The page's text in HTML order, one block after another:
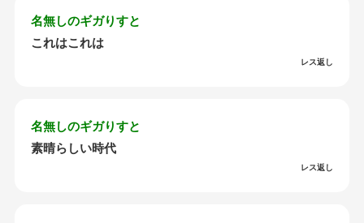
名無しのギガりすと
これはこれは
レス返し
名無しのギガりすと
素晴らしい時代
レス返し